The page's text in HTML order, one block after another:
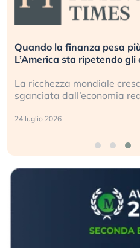
Quando la finanza pesa
L’America sta ripetendo
La ricchezza mondiale
sganciata dall’economia
24 luglio 2026